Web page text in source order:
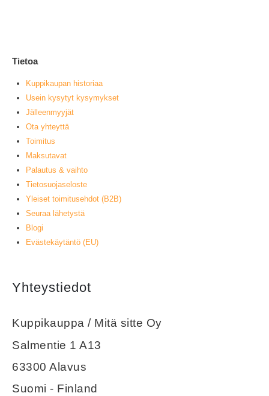
Tietoa
Kuppikaupan historiaa
Usein kysytyt kysymykset
Jälleenmyyjät
Ota yhteyttä
Toimitus
Maksutavat
Palautus & vaihto
Tietosuojaseloste
Yleiset toimitusehdot (B2B)
Seuraa lähetystä
Blogi
Evästekäytäntö (EU)
Yhteystiedot
Kuppikauppa / Mitä sitte Oy
Salmentie 1 A13
63300 Alavus
Suomi - Finland